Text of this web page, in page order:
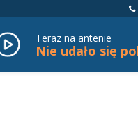
Teraz na antenie